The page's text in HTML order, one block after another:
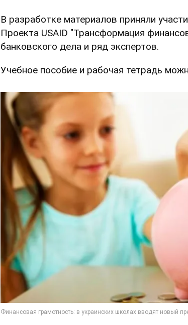
В разработке материалов приняли
Проекта USAID "Трансформация
банковского дела и ряд экспертов.
Учебное пособие и рабочая тетрадь